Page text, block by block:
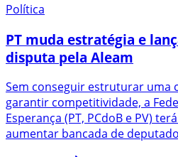
Política
PT muda estratégia e
disputa pela Aleam
Sem conseguir estruturar uma
garantir competitividade, a
Esperança (PT, PCdoB e PV)
aumentar bancada de